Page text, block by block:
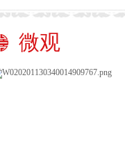
微观